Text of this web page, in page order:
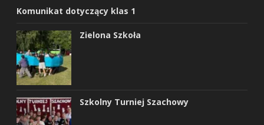
Komunikat dotyczący klas 1
Zielona Szkoła
Szkolny Turniej Szachowy